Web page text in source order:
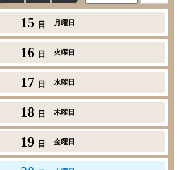
15 日 月曜日
16 日 火曜日
17 日 水曜日
18 日 木曜日
19 日 金曜日